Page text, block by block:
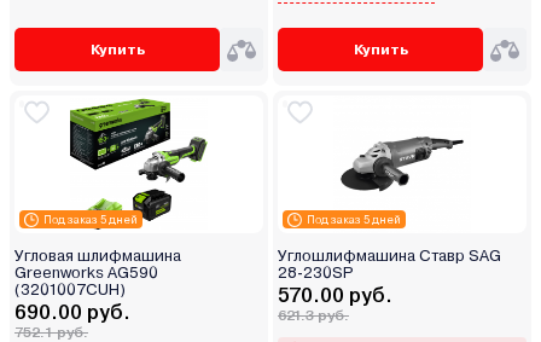
Купить Купить
Под заказ 5 дней
Угловая шлифмашина
Greenworks AG590
(3201007CUH)
690.00 руб.
752.1 руб.
Под заказ 5 дней
Углошлифмашина Ставр SAG
28-230SP
570.00 руб.
621.3 руб.